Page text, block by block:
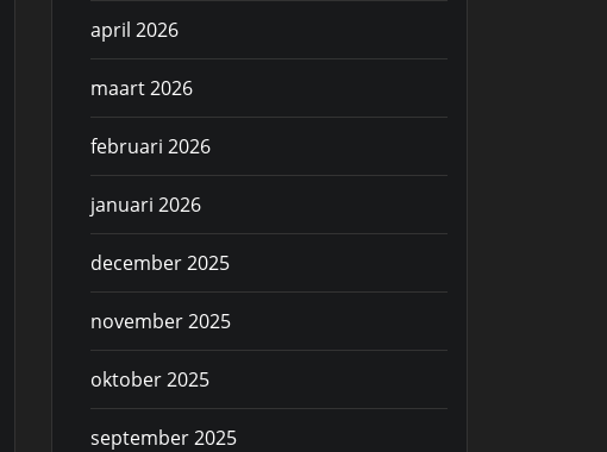
april 2026
maart 2026
februari 2026
januari 2026
december 2025
november 2025
oktober 2025
september 2025